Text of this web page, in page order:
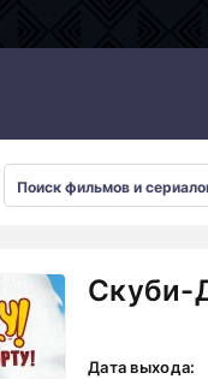
Скуби-
Дата выхода: